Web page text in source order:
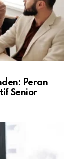
Peran
Senior